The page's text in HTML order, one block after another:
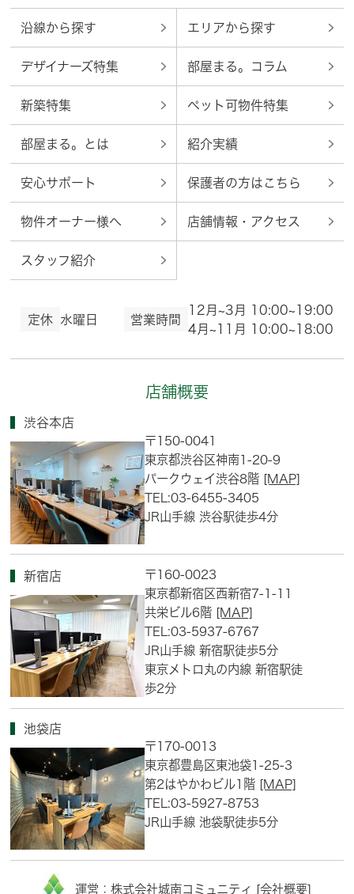
沿線から探す エリアから探す
デザイナーズ特集 部屋まる。コラム
新築特集 ペット可物件特集
部屋まる。とは 紹介実績
安心サポート 保護者の方はこちら
物件オーナー様へ 店舗情報・アクセス
スタッフ紹介
定休 水曜日 営業時間
12月~3月 10:00~19:00
4月~11月 10:00~18:00
店舗概要
渋谷本店
〒150-0041
東京都渋谷区神南1-20-9
パークウェイ渋谷8階 [MAP]
TEL:03-6455-3405
JR山手線 渋谷駅徒歩4分
新宿店
〒160-0023
東京都新宿区西新宿7-1-11
共栄ビル6階 [MAP]
TEL:03-5937-6767
JR山手線 新宿駅徒歩5分
東京メトロ丸の内線 新宿駅徒
歩2分
池袋店
〒170-0013
東京都豊島区東池袋1-25-3
第2はやかわビル1階 [MAP]
TEL:03-5927-8753
JR山手線 池袋駅徒歩5分
運営：株式会社城南コミュニティ [会社概要]